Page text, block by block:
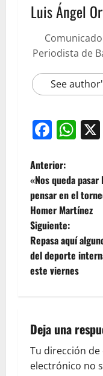
Luis Ángel
Periodista de
See
Anterior:
«Nos queda pasar
pensar en el
Homer Martínez
Siguiente:
Repasa aquí
del deporte
este viernes
Deja una
Tu dirección
electrónico no